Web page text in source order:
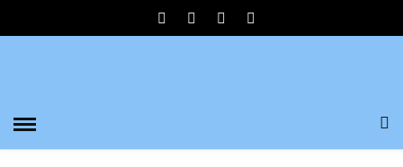
PUBLICADO EL 02/06/2021